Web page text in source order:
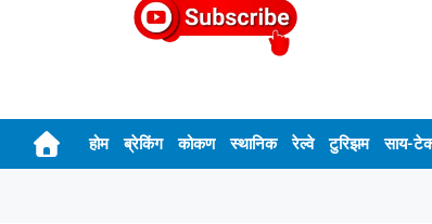
होम ब्रेकिंग कोकण स्थानिक रेल्वे टुरिझम साय-